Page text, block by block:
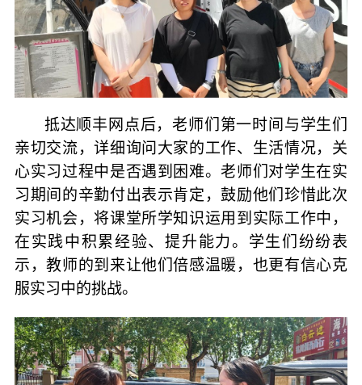
抵达顺丰网点后，老师们第一时间与学生们
亲切交流，详细询问大家的工作、生活情况，关
心实习过程中是否遇到困难。老师们对学生在实
习期间的辛勤付出表示肯定，鼓励他们珍惜此次
实习机会，将课堂所学知识运用到实际工作中，
在实践中积累经验、提升能力。学生们纷纷表
示，教师的到来让他们倍感温暖，也更有信心克
服实习中的挑战。